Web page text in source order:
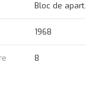
Bloc de apart.
1968
8